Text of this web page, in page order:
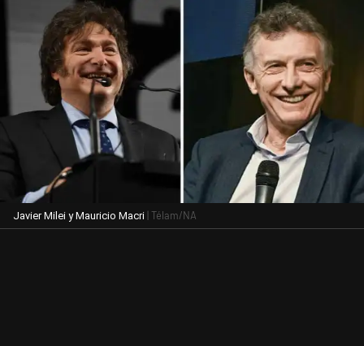
Javier Milei y Mauricio Macri | Télam/NA